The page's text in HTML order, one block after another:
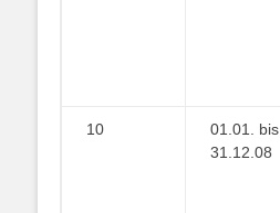
10
01.01. bis
31.12.08